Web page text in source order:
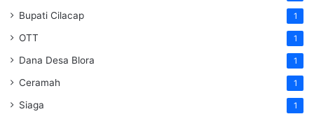
Bupati Cilacap 1
OTT 1
Dana Desa Blora 1
Ceramah 1
Siaga 1